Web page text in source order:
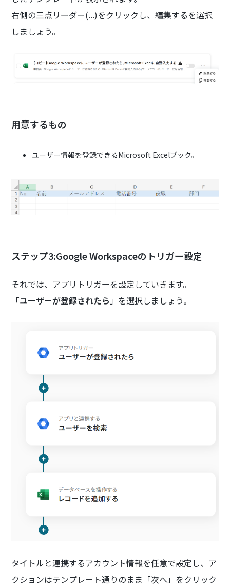
右側の三点リーダー(...)をクリックし、編集するを選択
しましょう。
用意するもの
ユーザー情報を登録できるMicrosoft Excelブック。
ステップ3:Google Workspaceのトリガー設定
それでは、アプリトリガーを設定していきます。
「ユーザーが登録されたら」を選択しましょう。
タイトルと連携するアカウント情報を任意で設定し、ア
クションはテンプレート通りのまま「次へ」をクリック